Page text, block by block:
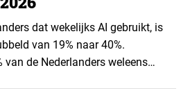
dat wekelijks AI gebruikt, is
van 19% naar 40%.
van de Nederlanders weleens